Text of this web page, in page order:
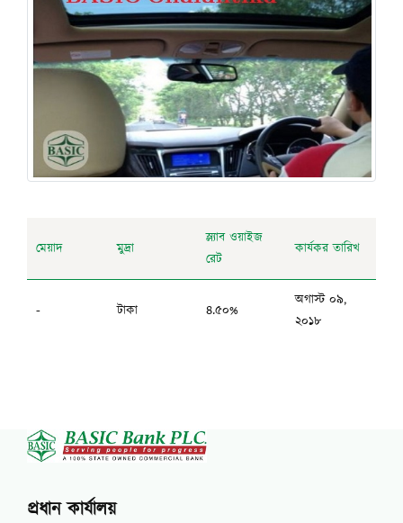
মেয়াদ মুদ্রা
স্ল্যাব ওয়াইজ
রেট
কার্যকর তারিখ
- টাকা ৪.৫০%
অগাস্ট ০৯,
২০১৮
প্রধান কার্যালয়